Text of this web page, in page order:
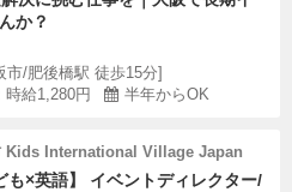
か？
/肥後橋駅 徒歩15分]
時給1,280円 半年からOK
Kids International Village Japan
も×英語】 イベントディレクター/